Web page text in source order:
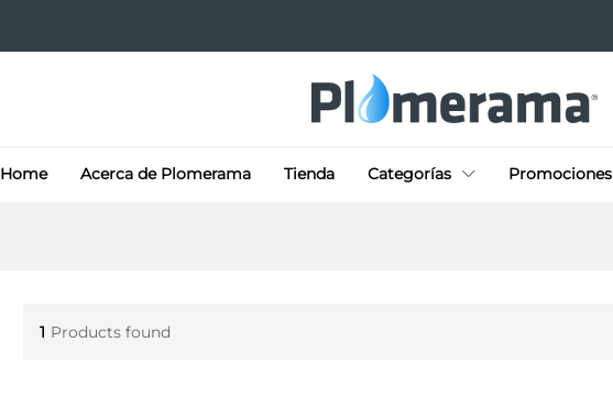
Home Acerca de Plomerama Tienda Categorías Promociones
1 Products found